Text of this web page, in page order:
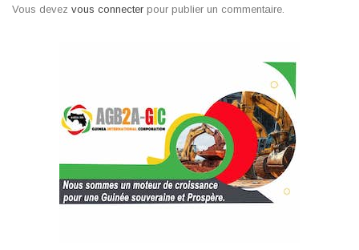
Vous devez vous connecter pour publier un commentaire.